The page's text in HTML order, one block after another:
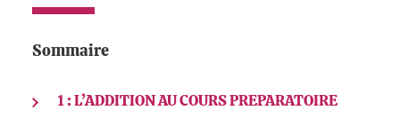
Sommaire
1 : L’ADDITION AU COURS PREPARATOIRE